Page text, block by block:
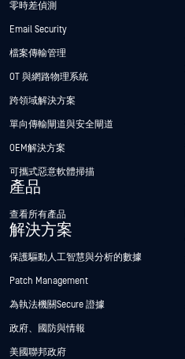
零時差偵測
Email Security
檔案傳輸管理
OT 與網路物理系統
跨領域解決方案
單向傳輸閘道與安全閘道
OEM解決方案
可攜式惡意軟體掃描
產品
查看所有產品
解決方案
保護驅動人工智慧與分析的數據
Patch Management
為執法機關Secure 證據
政府、國防與情報
美國聯邦政府